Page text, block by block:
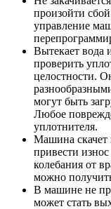
произойти
управление
Вытекает вода
проверить
целостности.
могут быть
Любое
уплотнителя.
Машина скачет
привести
колебания от
можно
В машине не
может стать